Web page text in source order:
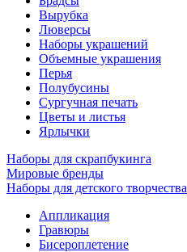
Вырубка
Люверсы
Наборы украшений
Объемные украшения
Перья
Полубусины
Сургучная печать
Цветы и листья
Ярлычки
Наборы для скрапбукинга
Мировые бренды
Наборы для детского творчества
Аппликация
Гравюры
Бисероплетение